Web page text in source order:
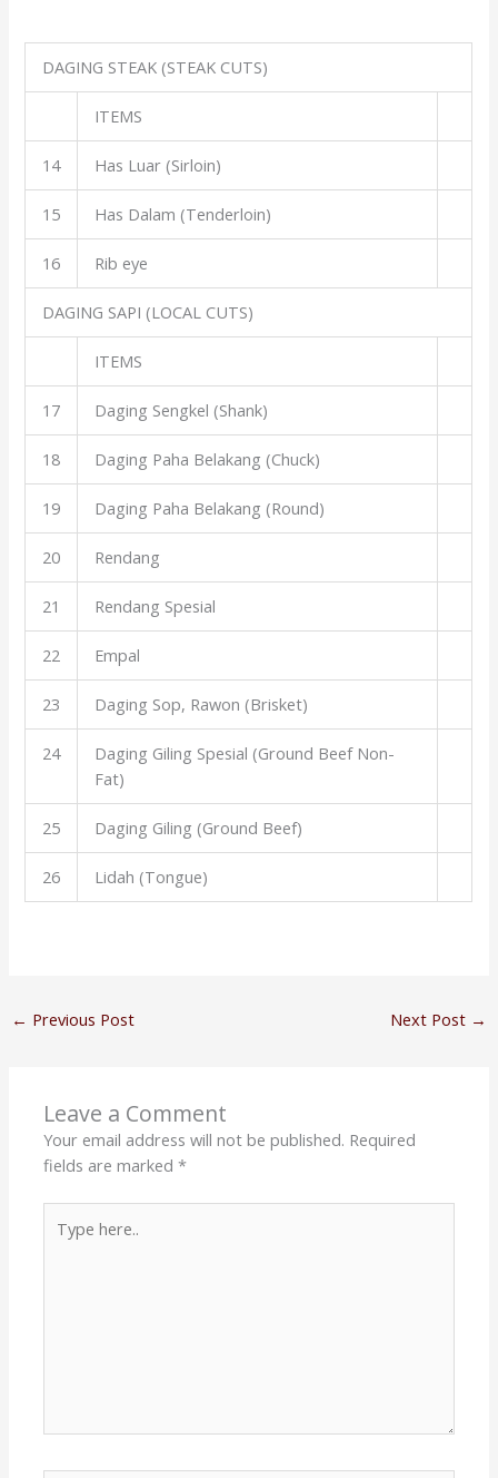
DAGING STEAK (STEAK CUTS)
ITEMS
14 Has Luar (Sirloin)
15 Has Dalam (Tenderloin)
16 Rib eye
DAGING SAPI (LOCAL CUTS)
ITEMS
17 Daging Sengkel (Shank)
18 Daging Paha Belakang (Chuck)
19 Daging Paha Belakang (Round)
20 Rendang
21 Rendang Spesial
22 Empal
23 Daging Sop, Rawon (Brisket)
24
Daging Giling Spesial (Ground Beef Non-
Fat)
25 Daging Giling (Ground Beef)
26 Lidah (Tongue)
← Previous Post Next Post →
Leave a Comment
Your email address will not be published. Required
fields are marked*
here..